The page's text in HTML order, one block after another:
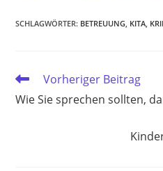
SCHLAGWÖRTER: BETREUUNG KITA
Weitere
ansehen
Vorheriger Beitrag
Wie Sie sprechen sollten,